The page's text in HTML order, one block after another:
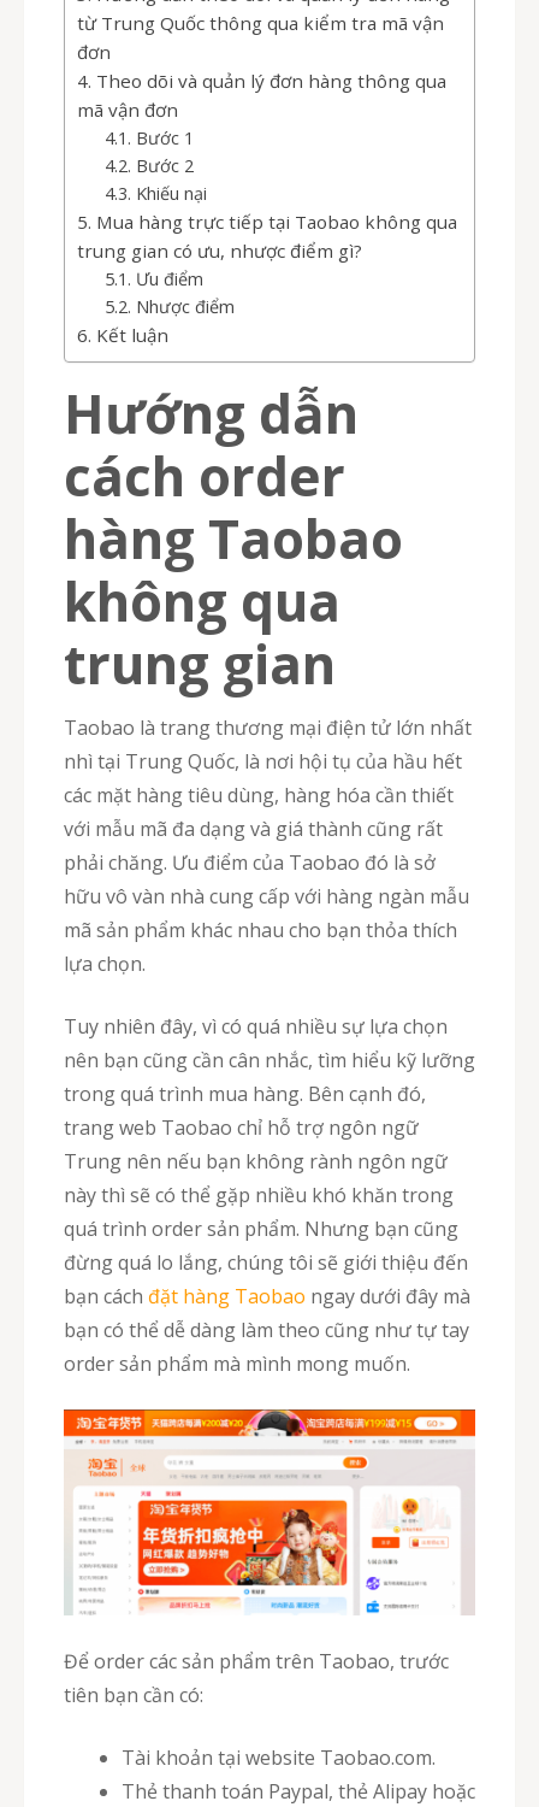
từ Trung Quốc thông qua kiểm tra mã vận
đơn
Theo dõi và quản lý đơn hàng thông qua
mã vận đơn
Bước 1
Bước 2
Khiếu nại
Mua hàng trực tiếp tại Taobao không qua
trung gian có ưu, nhược điểm gì?
Ưu điểm
Nhược điểm
Kết luận
Hướng dẫn
cách order
hàng Taobao
không qua
trung gian
Taobao là trang thương mại điện tử lớn nhất
nhì tại Trung Quốc, là nơi hội tụ của hầu hết
các mặt hàng tiêu dùng, hàng hóa cần thiết
với mẫu mã đa dạng và giá thành cũng rất
phải chăng. Ưu điểm của Taobao đó là sở
hữu vô vàn nhà cung cấp với hàng ngàn mẫu
mã sản phẩm khác nhau cho bạn thỏa thích
lựa chọn.
Tuy nhiên đây, vì có quá nhiều sự lựa chọn
nên bạn cũng cần cân nhắc, tìm hiểu kỹ lưỡng
trong quá trình mua hàng. Bên cạnh đó,
trang web Taobao chỉ hỗ trợ ngôn ngữ
Trung nên nếu bạn không rành ngôn ngữ
này thì sẽ có thể gặp nhiều khó khăn trong
quá trình order sản phẩm. Nhưng bạn cũng
đừng quá lo lắng, chúng tôi sẽ giới thiệu đến
bạn cách đặt hàng Taobao ngay dưới đây mà
bạn có thể dễ dàng làm theo cũng như tự tay
order sản phẩm mà mình mong muốn.
Để order các sản phẩm trên Taobao, trước
tiên bạn cần có:
Tài khoản tại website Taobao.com.
Thẻ thanh toán Paypal, thẻ Alipay hoặc